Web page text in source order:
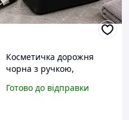
Косметичка дорожня
чорна з ручкою,
внутрішньою кишенею
Готово до відправки